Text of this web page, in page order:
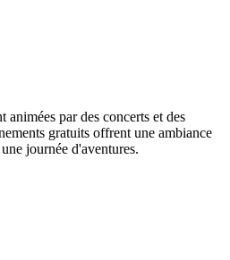
animées par des concerts et des
gratuits offrent une ambiance
journée d'aventures.